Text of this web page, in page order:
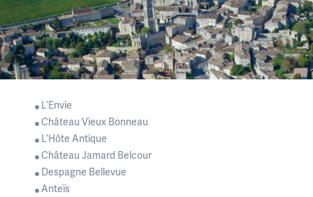
L’Envie
Château Vieux Bonneau
L’Hôte Antique
Château Jamard Belcour
Despagne Bellevue
Anteïs